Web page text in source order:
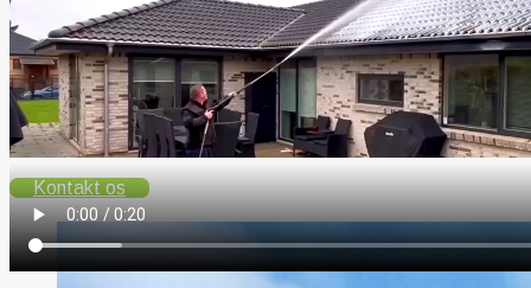
Hos Rensegruppen gør vi tingene ordentligt så dit tager behøver
ikke at blive renset så ofte som hvis du forsøger at gøre det selv.
Vi laver tagrens der holder længere ved ikke bare at fjerne mos og
andet skidt men også efterbehandle hele taget for at begrænse
fremtidig vækst.
Ring Email
Kontakt os